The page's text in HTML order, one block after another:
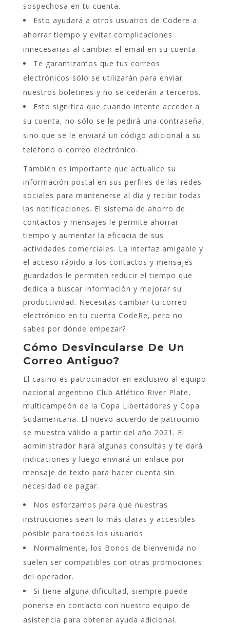
sospechosa en tu cuenta.
Esto ayudará a otros usuarios de Codere a
ahorrar tiempo y evitar complicaciones
innecesarias al cambiar el email en su cuenta.
Te garantizamos que tus correos
electrónicos sólo se utilizarán para enviar
nuestros boletines y no se cederán a terceros.
Esto significa que cuando intente acceder a
su cuenta, no sólo se le pedirá una contraseña,
sino que se le enviará un código adicional a su
teléfono o correo electrónico.
También es importante que actualice su
información postal en sus perfiles de las redes
sociales para mantenerse al día y recibir todas
las notificaciones. El sistema de ahorro de
contactos y mensajes le permite ahorrar
tiempo y aumentar la eficacia de sus
actividades comerciales. La interfaz amigable y
el acceso rápido a los contactos y mensajes
guardados le permiten reducir el tiempo que
dedica a buscar información y mejorar su
productividad. Necesitas cambiar tu correo
electrónico en tu cuenta CodeRe, pero no
sabes por dónde empezar?
Cómo Desvincularse De Un
Correo Antiguo?
El casino es patrocinador en exclusivo al equipo
nacional argentino Club Atlético River Plate,
multicampeón de la Copa Libertadores y Copa
Sudamericana. El nuevo acuerdo de patrocinio
se muestra válido a partir del año 2021. El
administrador hará algunas consultas y te dará
indicaciones y luego enviará un enlace por
mensaje de texto para hacer cuenta sin
necesidad de pagar.
Nos esforzamos para que nuestras
instrucciones sean lo más claras y accesibles
posible para todos los usuarios.
Normalmente, los Bonos de bienvenida no
suelen ser compatibles con otras promociones
del operador.
Si tiene alguna dificultad, siempre puede
ponerse en contacto con nuestro equipo de
asistencia para obtener ayuda adicional.